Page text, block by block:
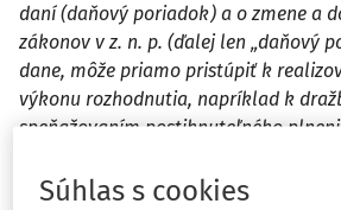
daní (daňový poriadok) a o zmene a
zákonov v z. n. p. (ďalej len „daňový
dane, môže priamo pristúpiť k
výkonu rozhodnutia, napríklad k
speňažovaním postihnuteľného
daňovým poriadkom obligatórne.
Súhlas s cookies